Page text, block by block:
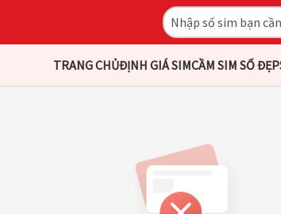
TRANG CHỦĐỊNH GIÁ SIMCẦM SIM SỐ ĐẸP